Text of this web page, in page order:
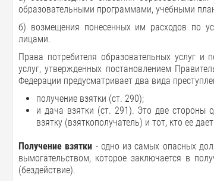
образовательными программами, учебными
б) возмещения понесенных им расходов по
лицами.
Права потребителя образовательных услуг и
услуг, утвержденных постановлением
Федерации предусматривает два вида
получение взятки (ст. 290);
и дача взятки (ст. 291). Это две стороны
взятку (взяткополучатель) и тот, кто ее
Получение взятки - одно из самых опасных
вымогательством, которое заключается в
(бездействие).